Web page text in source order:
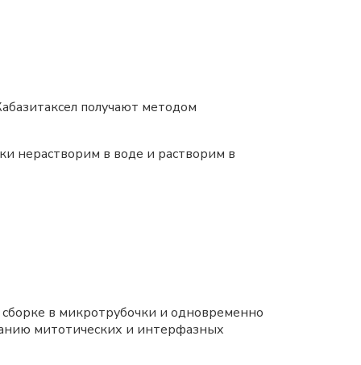
получают методом
нерастворим в воде и растворим в
сборке в микротрубочки и одновременно
митотических и интерфазных